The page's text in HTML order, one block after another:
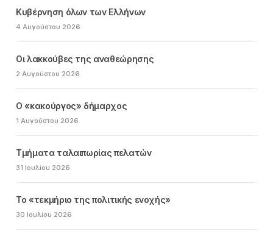
Κυβέρνηση όλων των Ελλήνων
4 Αυγούστου 2026
Οι λακκούβες της αναθεώρησης
2 Αυγούστου 2026
Ο «κακούργος» δήμαρχος
1 Αυγούστου 2026
Τμήματα ταλαιπωρίας πελατών
31 Ιουλίου 2026
Το «τεκμήριο της πολιτικής ενοχής»
30 Ιουλίου 2026